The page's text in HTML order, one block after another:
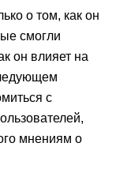
о том, как он
смогли
он влияет на
с
мнениям о